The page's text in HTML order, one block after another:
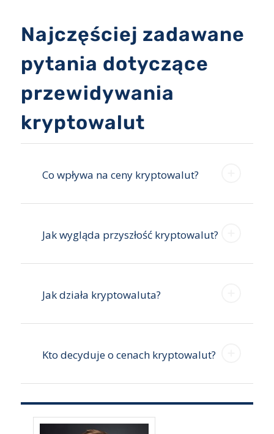
Najczęściej zadawane
pytania dotyczące
przewidywania
kryptowalut
Co wpływa na ceny kryptowalut?
Jak wygląda przyszłość kryptowalut?
Jak działa kryptowaluta?
Kto decyduje o cenach kryptowalut?